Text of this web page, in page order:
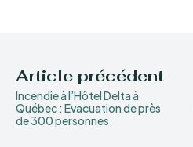
Article précédent
Incendie à l’Hôtel Delta à
Québec : Evacuation de près
de 300 personnes